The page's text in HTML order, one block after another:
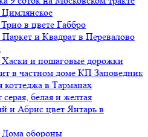
в цвете Габбро
и Квадрат в Перевалово
и пошаговые дорожки
в частном доме КП Заповедник
коттеджа в Тарманах
белая и желтая
и Абрис цвет Янтарь в
Дома обороны